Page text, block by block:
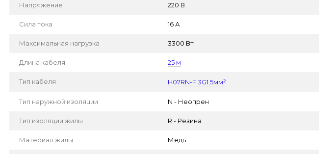
Напряжение 220 В
Сила тока 16 А
Максимальная нагрузка 3300 Вт
Длина кабеля 25 м
Тип кабеля H07RN-F 3G1.5мм²
Тип наружной изоляции N - Неопрен
Тип изоляции жилы R - Резина
Материал жилы Медь